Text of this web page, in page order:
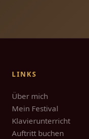
LINKS
Über mich
Mein Festival
Klavierunterricht
Auftritt buchen